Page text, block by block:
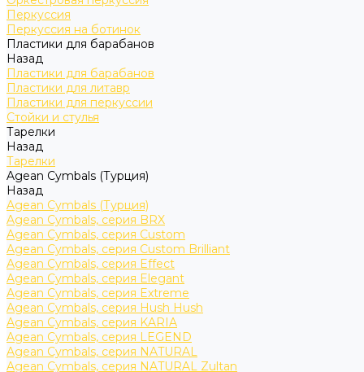
Перкуссия
Перкуссия на ботинок
Пластики для барабанов
Назад
Пластики для барабанов
Пластики для литавр
Пластики для перкуссии
Стойки и стулья
Тарелки
Назад
Тарелки
Agean Cymbals (Турция)
Назад
Agean Cymbals (Турция)
Agean Cymbals, серия BRX
Agean Cymbals, серия Custom
Agean Cymbals, серия Custom Brilliant
Agean Cymbals, серия Effect
Agean Cymbals, серия Elegant
Agean Cymbals, серия Extreme
Agean Cymbals, серия Hush Hush
Agean Cymbals, серия KARIA
Agean Cymbals, серия LEGEND
Agean Cymbals, серия NATURAL
Agean Cymbals, серия NATURAL Zultan